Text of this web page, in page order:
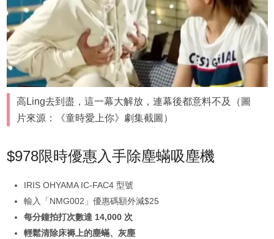
高Ling去到盡，這一幕大解放，連幕後都意料不及（圖
片來源：《童時愛上你》劇集截圖）
$978限時優惠入手除塵蟎吸塵機
IRIS OHYAMA IC-FAC4 型號
輸入「NMG002」優惠碼額外減$25
每分鐘拍打次數達 14,000 次
輕鬆清除床褥上的塵蟎、灰塵